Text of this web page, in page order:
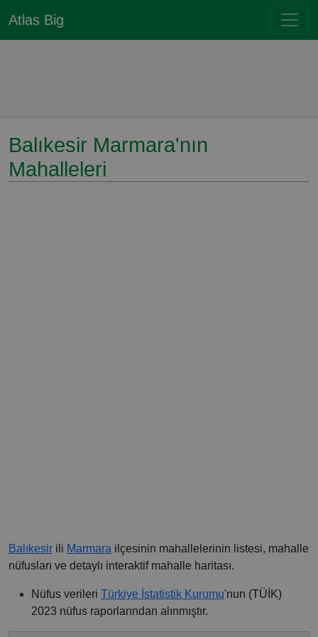
Atlas Big
Balıkesir Marmara'nın
Mahalleleri
Balıkesir ili Marmara ilçesinin mahallelerinin listesi, mahalle
nüfusları ve detaylı interaktif mahalle haritası.
Nüfus verileri Türkiye İstatistik Kurumu'nun (TÜİK)
2023 nüfus raporlarından alınmıştır.